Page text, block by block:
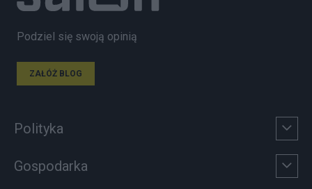
Podziel się swoją opinią
ZAŁÓŻ BLOG
Polityka
Gospodarka